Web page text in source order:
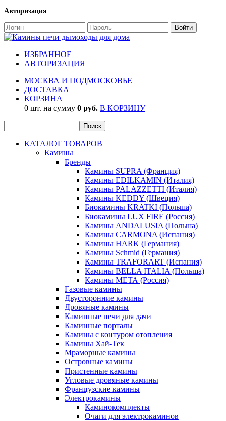
Авторизация
ИЗБРАННОЕ
АВТОРИЗАЦИЯ
МОСКВА И ПОДМОСКОВЬЕ
ДОСТАВКА
КОРЗИНА
0 шт. на сумму 0 руб. В КОРЗИНУ
КАТАЛОГ ТОВАРОВ
Камины
Бренды
Камины SUPRA (Франция)
Камины EDILKAMIN (Италия)
Камины PALAZZETTI (Италия)
Камины KEDDY (Швеция)
Биокамины KRATKI (Польша)
Биокамины LUX FIRE (Россия)
Камины ANDALUSIA (Польша)
Камины CARMONA (Испания)
Камины HARK (Германия)
Камины Schmid (Германия)
Камины TRAFORART (Испания)
Камины BELLA ITALIA (Польша)
Камины МЕТА (Россия)
Газовые камины
Двусторонние камины
Дровяные камины
Каминные печи для дачи
Каминные порталы
Камины с контуром отопления
Камины Хай-Тек
Мраморные камины
Островные камины
Пристенные камины
Угловые дровяные камины
Французские камины
Электрокамины
Каминокомплекты
Очаги для электрокаминов